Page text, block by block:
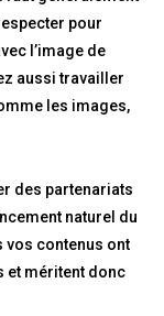
pour
l’image de
aussi travailler
les images,
des partenariats
naturel du
vos contenus ont
et méritent donc